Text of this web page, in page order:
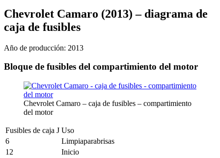
Chevrolet Camaro (2013) – diagrama de
caja de fusibles
Año de producción: 2013
Bloque de fusibles del compartimiento del motor
Chevrolet Camaro – caja de fusibles – compartimiento
del motor
Fusibles de caja J Uso
6
Limpiaparabrisas
12
Inicio